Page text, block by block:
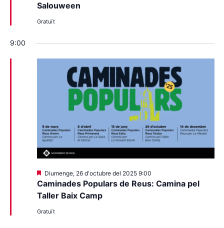
Salouween
Gratuït
9:00
Caminades Populars de Reus: Camina pel
Taller Baix Camp
Destacats
Diumenge, 26 d'octubre del 2025 9:00
Gratuït